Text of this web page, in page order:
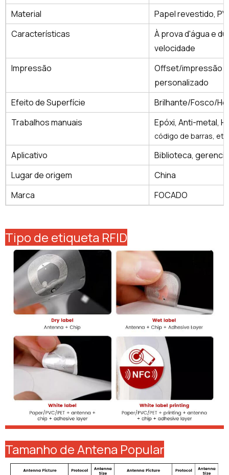
Material
Papel revestido,
Características
À prova d'água e
velocidade
Impressão
Offset/impressão
personalizado
Efeito de Superfície
Brilhante/Fosco/
Trabalhos manuais
Epóxi, Anti-metal,
código de barras, etc.
Aplicativo
Biblioteca,
Lugar de origem
China
Marca
FOCADO
Tipo de etiqueta RFID
Tamanho de Antena Popular